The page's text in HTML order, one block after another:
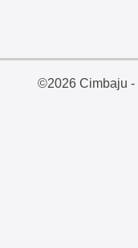
©2026 Cimbaju -